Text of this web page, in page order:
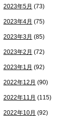
2023年5月 (73)
2023年4月 (75)
2023年3月 (85)
2023年2月 (72)
2023年1月 (92)
2022年12月 (90)
2022年11月 (115)
2022年10月 (92)